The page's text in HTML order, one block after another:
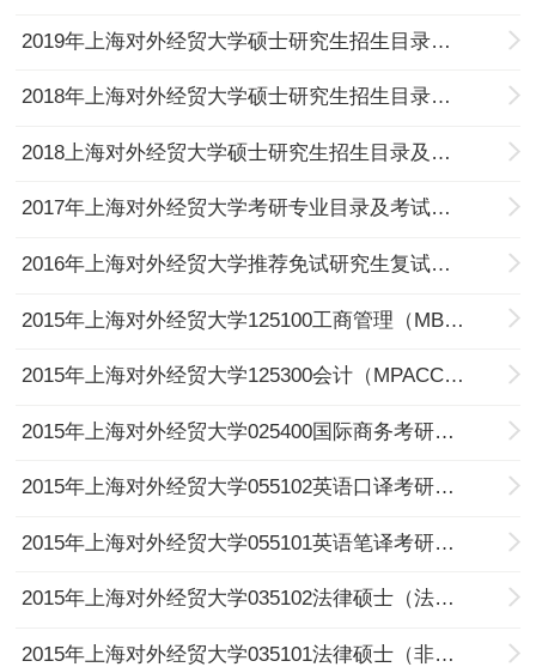
2019年上海对外经贸大学硕士研究生招生目录及参考书目
2018年上海对外经贸大学硕士研究生招生目录及参考书目
2018上海对外经贸大学硕士研究生招生目录及参考书目
2017年上海对外经贸大学考研专业目录及考试科目
2016年上海对外经贸大学推荐免试研究生复试参考书目
2015年上海对外经贸大学125100工商管理（MBA）考研专业目录及考试科目
2015年上海对外经贸大学125300会计（MPACC）考研专业目录及考试科目
2015年上海对外经贸大学025400国际商务考研专业目录及考试科目
2015年上海对外经贸大学055102英语口译考研专业目录及考试科目
2015年上海对外经贸大学055101英语笔译考研专业目录及考试科目
2015年上海对外经贸大学035102法律硕士（法学）考研专业目录及考试科目
2015年上海对外经贸大学035101法律硕士（非法学）考研专业目录及考试科目